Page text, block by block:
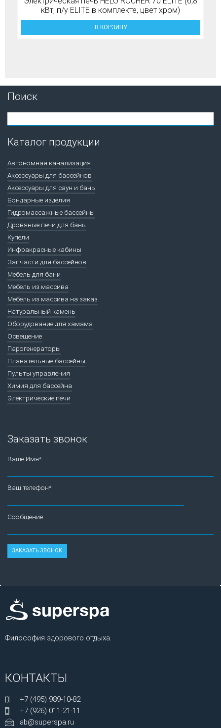
кВт, п/у ELITE в комплекте, цвет хром)
В КОРЗИНУ
Поиск
Каталог продукции
Автономная канализация
Аксессуары для бассейнов
Аксессуары для саун и бань
Бондарные изделия
Гидромассажные бассейны
Дровяные печи для бань
Купели
Инфракрасные кабины
Запчасти для бассейнов
Мебель для бани
Мебель из массива
Мебель из массива на заказ
Натуральный камень
Оборудование для хамама
Освещение
Парогенераторы
Плавательные бассейны
Пульты управления
Химия для бассейна
Электрические печи
Заказать звонок
Ваше Имя*
Ваш телефон*
Сообщение
Философия здорового отдыха.
КОНТАКТЫ
+7 (495) 989-10-82
+7 (926) 011-21-11
ab@superspa.ru